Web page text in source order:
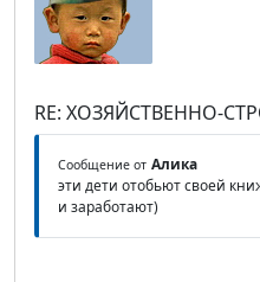
RE: ХОЗЯЙСТВЕННО-
Сообщение от Алика
эти дети отобьют своей
и заработают)